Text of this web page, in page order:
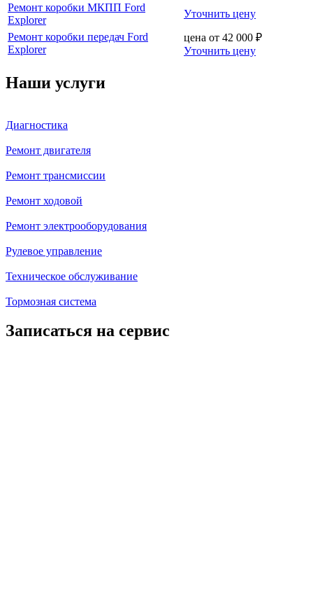
Ремонт коробки МКПП Ford
Explorer
Уточнить цену
Ремонт коробки передач Ford
Explorer
цена от 42 000 ₽
Уточнить цену
Наши услуги
Диагностика
Ремонт двигателя
Ремонт трансмиссии
Ремонт ходовой
Ремонт электрооборудования
Рулевое управление
Техническое обслуживание
Тормозная система
Записаться на сервис